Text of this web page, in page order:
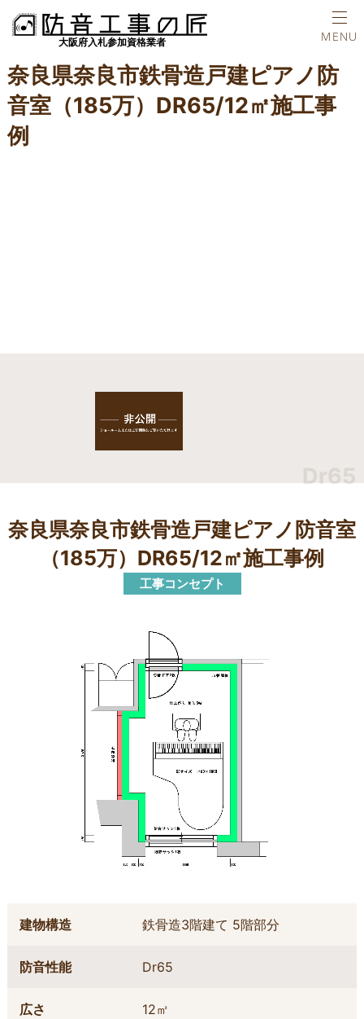
MENU
奈良県奈良市鉄骨造戸建ピアノ防
音室（185万）DR65/12㎡施工事
例
奈良県奈良市鉄骨造戸建ピアノ防音室
（185万）DR65/12㎡施工事例
工事コンセプト
建物構造 鉄骨造3階建て 5階部分
防音性能 Dr65
広さ 12㎡